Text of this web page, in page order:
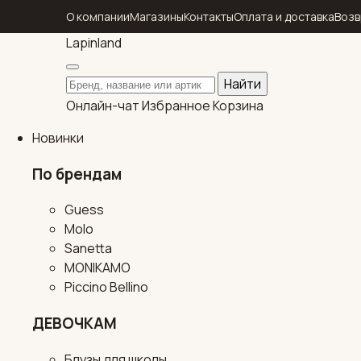
О компанииМагазиныКонтактыОплата и доставка
Lapinland
Поиск по каталогу
Найти
Онлайн-чатИзбранноеКорзина
Новинки
По брендам
Guess
Molo
Sanetta
MONIKAMO
Piccino Bellino
ДЕВОЧКАМ